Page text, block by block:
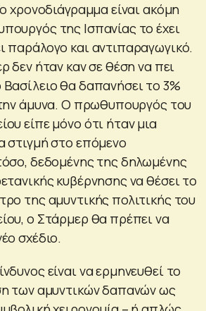
χρονοδιάγραμμα είναι ακόμη
της Ισπανίας το έχει
παράλογο και αντιπαραγωγικό.
δεν ήταν καν σε θέση να πει
θα δαπανήσει το 3%
άμυνα. Ο πρωθυπουργός του
είπε μόνο ότι ήταν μια
στιγμή στο επόμενο
δεδομένης της δηλωμένης
κυβέρνησης να θέσει το
της αμυντικής πολιτικής του
ο Στάρμερ θα πρέπει να
σχέδιο.
είναι να ερμηνευθεί το
των αμυντικών δαπανών ως